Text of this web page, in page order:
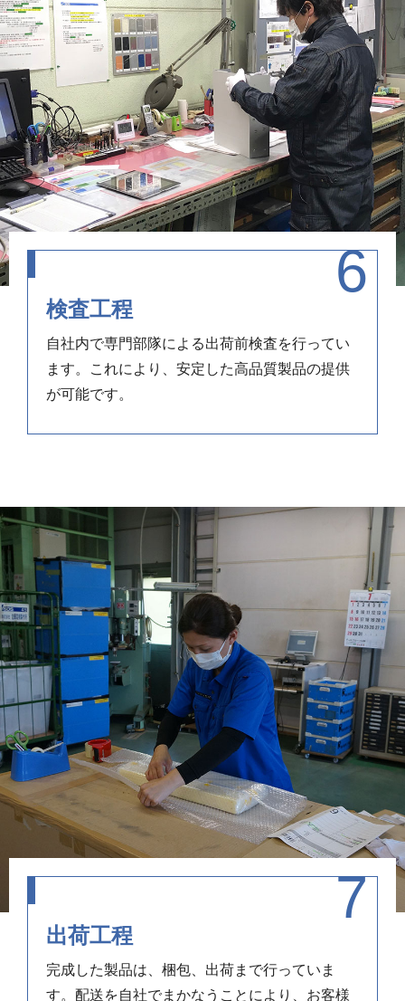
検査工程
自社内で専門部隊による出荷前検査を行ってい
ます。これにより、安定した高品質製品の提供
が可能です。
出荷工程
完成した製品は、梱包、出荷まで行っていま
す。配送を自社でまかなうことにより、お客様